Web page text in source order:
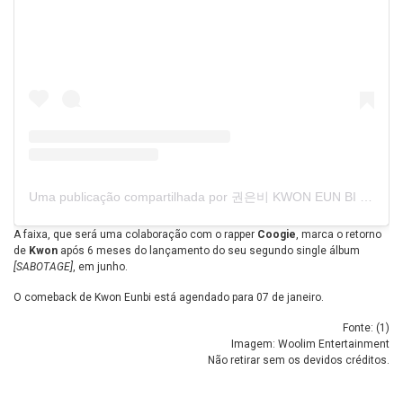
A faixa, que será uma colaboração com o rapper Coogie , marca o retorno
de Kwon após 6 meses do lançamento do seu segundo single álbum
[SABOTAGE] , em junho.
O comeback de Kwon Eunbi está agendado para 07 de janeiro.
Fonte: (1 )
Imagem: Woolim Entertainment
Não retirar sem os devidos créditos.